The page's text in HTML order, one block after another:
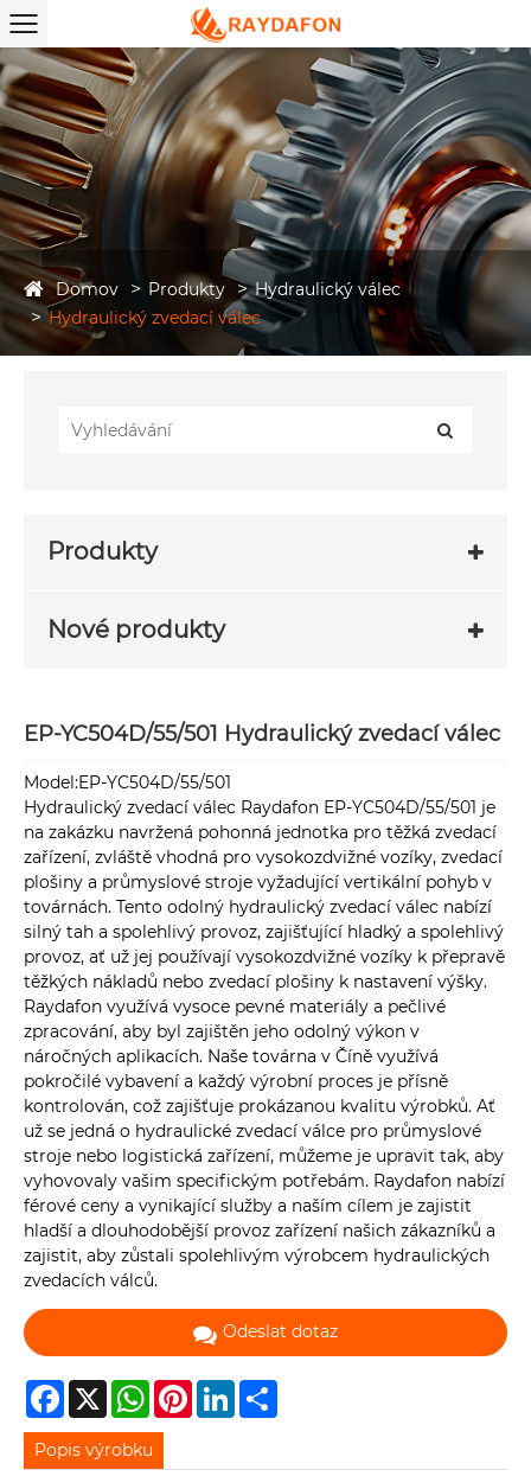
Domov Produkty
Hydraulický válec
Hydraulický zvedací válec
Produkty
Nové produkty
EP-YC504D/55/501 Hydraulický zvedací válec
Model:EP-YC504D/55/501
Hydraulický zvedací válec Raydafon EP-YC504D/55/501 je
na zakázku navržená pohonná jednotka pro těžká zvedací
zařízení, zvláště vhodná pro vysokozdvižné vozíky, zvedací
plošiny a průmyslové stroje vyžadující vertikální pohyb v
továrnách. Tento odolný hydraulický zvedací válec nabízí
silný tah a spolehlivý provoz, zajišťující hladký a spolehlivý
provoz, ať už jej používají vysokozdvižné vozíky k přepravě
těžkých nákladů nebo zvedací plošiny k nastavení výšky.
Raydafon využívá vysoce pevné materiály a pečlivé
zpracování, aby byl zajištěn jeho odolný výkon v
náročných aplikacích. Naše továrna v Číně využívá
pokročilé vybavení a každý výrobní proces je přísně
kontrolován, což zajišťuje prokázanou kvalitu výrobků. Ať
už se jedná o hydraulické zvedací válce pro průmyslové
stroje nebo logistická zařízení, můžeme je upravit tak, aby
vyhovovaly vašim specifickým potřebám. Raydafon nabízí
férové ​​ceny a vynikající služby a naším cílem je zajistit
hladší a dlouhodobější provoz zařízení našich zákazníků a
zajistit, aby zůstali spolehlivým výrobcem hydraulických
zvedacích válců.
Odeslat dotaz
Facebook
X WhatsAppPinterestLinkedIn
Popis výrobku